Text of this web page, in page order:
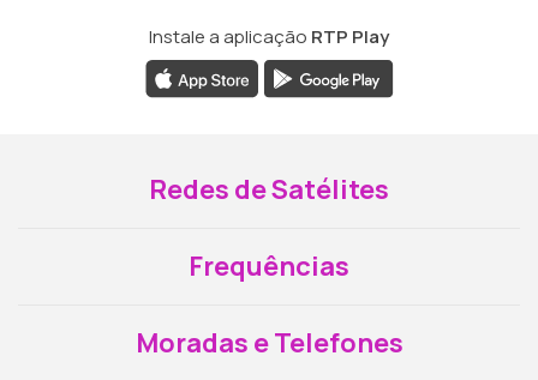
Instale a aplicação RTP Play
Redes de Satélites
Frequências
Moradas e Telefones